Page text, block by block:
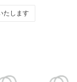
たします